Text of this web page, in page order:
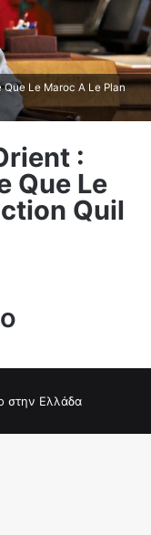
Le Maroc A Le Plan
:
Que Le
Quil
στην Ελλάδα